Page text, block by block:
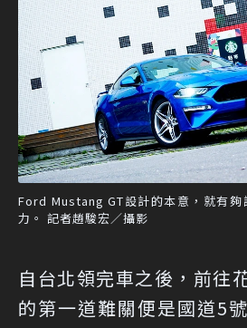
Ford Mustang GT設計的本意，就有夠
力。 記者趙駿宏／攝影
自台北領完車之後，前往
的第一道難關便是國道5